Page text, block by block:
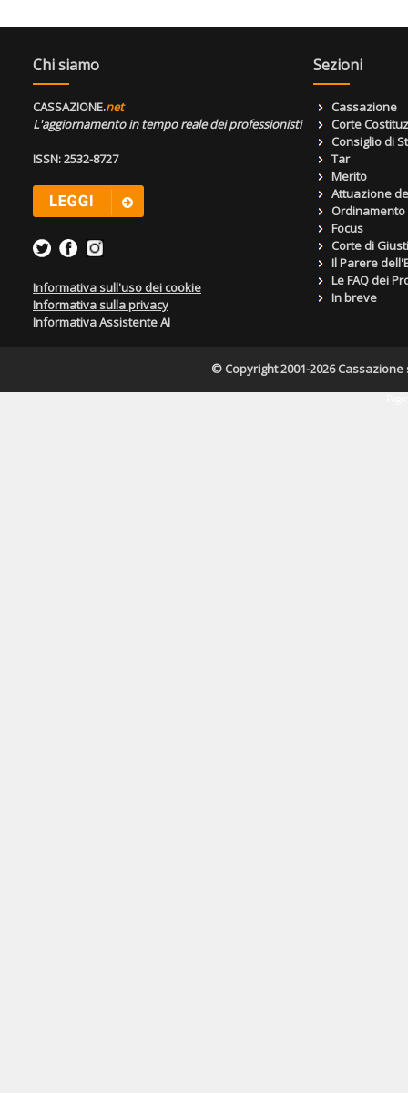
Chi siamo
CASSAZIONE.net
L'aggiornamento in tempo reale dei professionisti
ISSN: 2532-8727
Informativa sull'uso dei cookie
Informativa sulla privacy
Informativa Assistente AI
Sezioni
Cassazione
Corte
Consiglio di
Tar
Merito
Attuazione
Focus
Corte di
Il Parere
Le FAQ dei
In breve
© Copyright 2001-2026 Cassazione